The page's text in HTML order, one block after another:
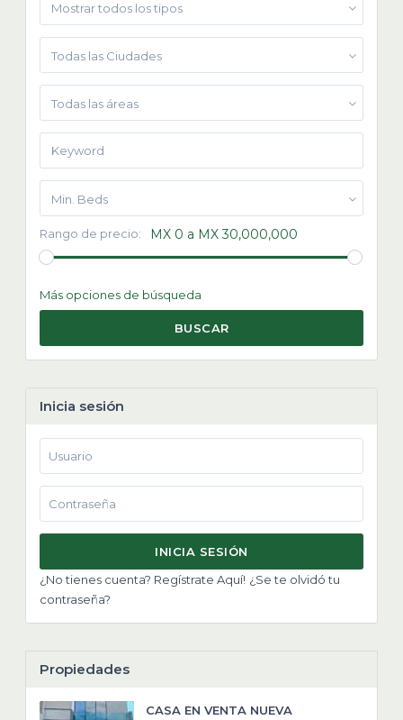
Mostrar todos los tipos
Todas las Ciudades
Todas las áreas
Min. Beds
Rango de precio: MX 0 a MX 30,000,000
Más opciones de búsqueda
BUSCAR
Inicia sesión
INICIA SESIÓN
¿No tienes cuenta? Regístrate Aquí! ¿Se te olvidó tu
contraseña?
Propiedades
CASA EN VENTA NUEVA